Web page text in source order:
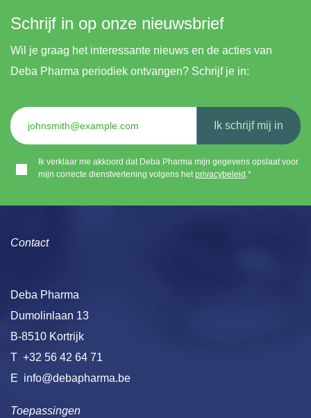
Ik schrijf mij in
Ik verklaar me akkoord dat Deba Pharma mijn gegevens opslaat voor
mijn correcte dienstverlening volgens hetprivacybeleid .*
Schrijf in op onze nieuwsbrief
Wil je graag het interessante nieuws en de acties van
Deba Pharma periodiek ontvangen? Schrijf je in:
Toepassingen
Contact
Deba Pharma
Dumolinlaan 13
B-8510 Kortrijk
T +32 56 42 64 71
E info@debapharma.be